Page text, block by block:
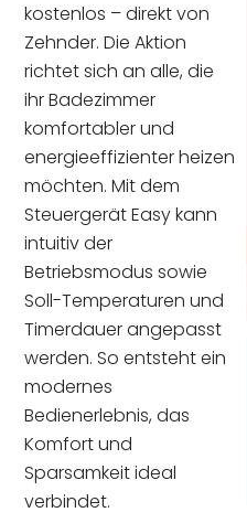
kostenlos – direkt von
Zehnder. Die Aktion
richtet sich an alle, die
ihr Badezimmer
komfortabler und
energieeffizienter heizen
möchten. Mit dem
Steuergerät Easy kann
intuitiv der
Betriebsmodus sowie
Soll-Temperaturen und
Timerdauer angepasst
werden. So entsteht ein
modernes
Bedienerlebnis, das
Komfort und
Sparsamkeit ideal
verbindet.